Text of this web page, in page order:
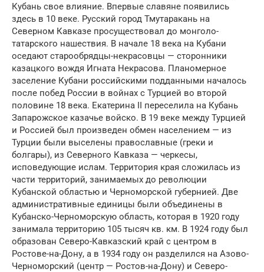
Кубань свое влияние. Впервые славяне появились
здесь в 10 веке. Русский город Тмутаракань на
Северном Кавказе просуществовал до монголо-
татарского нашествия. В начале 18 века на Кубани
оседают старообрядцы-некрасовцы — сторонники
казацкого вождя Игната Некрасова. Планомерное
заселение Кубани российскими подданными началось
после побед России в войнах с Турцией во второй
половине 18 века. Екатерина II переселила на Кубань
Запарожское казачье войско. В 19 веке между Турцией
и Россией был произведен обмен населением — из
Турции были выселены православные (греки и
болгары), из Северного Кавказа — черкесы,
исповедующие ислам. Территория края сложилась из
части территорий, занимаемых до революции
Кубанской областью и Черноморской губернией. Две
административные единицы были объединены в
Кубанско-Черноморскую область, которая в 1920 году
занимала территорию 105 тысяч кв. км. В 1924 году был
образован Северо-Кавказский край с центром в
Ростове-на-Дону, а в 1934 году он разделился на Азово-
Черноморский (центр — Ростов-на-Дону) и Северо-